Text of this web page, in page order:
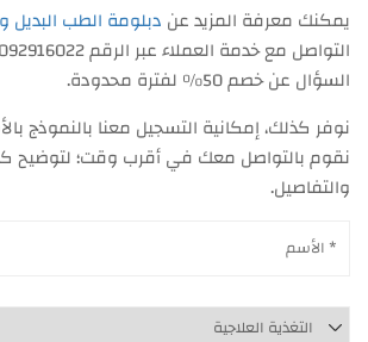
يمكنك معرفة المزيد عن دبلومة الطب البديل
السؤال عن خصم 50% لفترة محدودة.
نوفر كذلك، إمكانية التسجيل معنا بالنموذج
نقوم بالتواصل معك في أقرب وقت؛ لتوضيح
والتفاصيل.